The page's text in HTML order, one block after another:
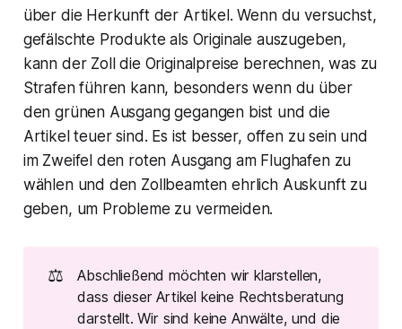
über die Herkunft der Artikel. Wenn du versuchst,
gefälschte Produkte als Originale auszugeben,
kann der Zoll die Originalpreise berechnen, was zu
Strafen führen kann, besonders wenn du über
den grünen Ausgang gegangen bist und die
Artikel teuer sind. Es ist besser, offen zu sein und
im Zweifel den roten Ausgang am Flughafen zu
wählen und den Zollbeamten ehrlich Auskunft zu
geben, um Probleme zu vermeiden.
⚖️
Abschließend möchten wir klarstellen,
dass dieser Artikel keine Rechtsberatung
darstellt. Wir sind keine Anwälte, und die